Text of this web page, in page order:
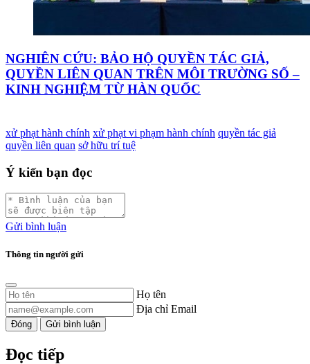
NGHIÊN CỨU: BẢO HỘ QUYỀN TÁC GIẢ,
QUYỀN LIÊN QUAN TRÊN MÔI TRƯỜNG SỐ –
KINH NGHIỆM TỪ HÀN QUỐC
xử phạt hành chính xử phạt vi phạm hành chính quyền tác giả
quyền liên quan sở hữu trí tuệ
Ý kiến bạn đọc
Gửi bình luận
Thông tin người gửi
Họ tên
Địa chỉ Email
Đóng Gửi bình luận
Đọc tiếp